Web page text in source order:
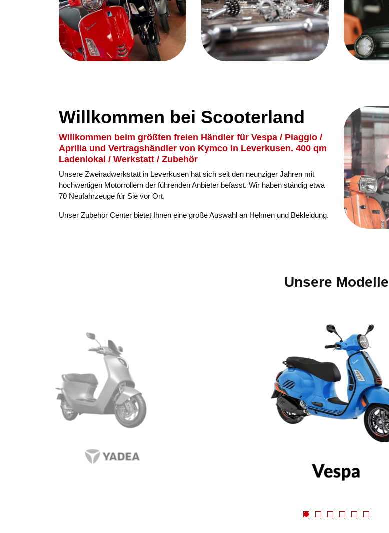
Willkommen bei Scooterland
Willkommen beim größten freien Händler für Vespa / Piaggio /
Aprilia und Vertragshändler von Kymco in Leverkusen. 400 qm
Ladenlokal / Werkstatt / Zubehör
Unsere Zweiradwerkstatt in Leverkusen hat sich seit den neunziger Jahren mit
hochwertigen Motorrollern der führenden Anbieter befasst. Wir haben ständig etwa
70 Neufahrzeuge für Sie vor Ort.
Unser Zubehör Center bietet Ihnen eine große Auswahl an Helmen und Bekleidung.
Unsere Modelle